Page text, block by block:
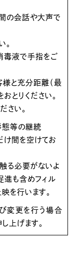
の会話や大声で
。
毒液で手指をご
と充分距離（最
とりください。
さい。
等の継続
け間を空けてお
る必要がないよ
進も含めフィル
を行います。
変更を行う場合
上げます。